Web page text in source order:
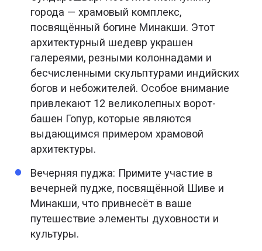
города — храмовый комплекс,
посвящённый богине Минакши. Этот
архитектурный шедевр украшен
галереями, резными колоннадами и
бесчисленными скульптурами индийских
богов и небожителей. Особое внимание
привлекают 12 великолепных ворот-
башен Гопур, которые являются
выдающимся примером храмовой
архитектуры.
Вечерняя пуджа: Примите участие в
вечерней пудже, посвящённой Шиве и
Минакши, что привнесёт в ваше
путешествие элементы духовности и
культуры.